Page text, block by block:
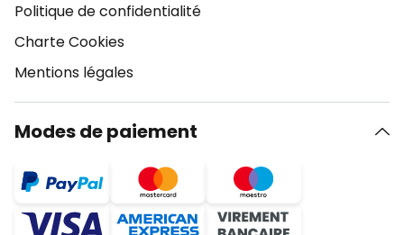
Politique de confidentialité
Charte Cookies
Mentions légales
Modes de paiement